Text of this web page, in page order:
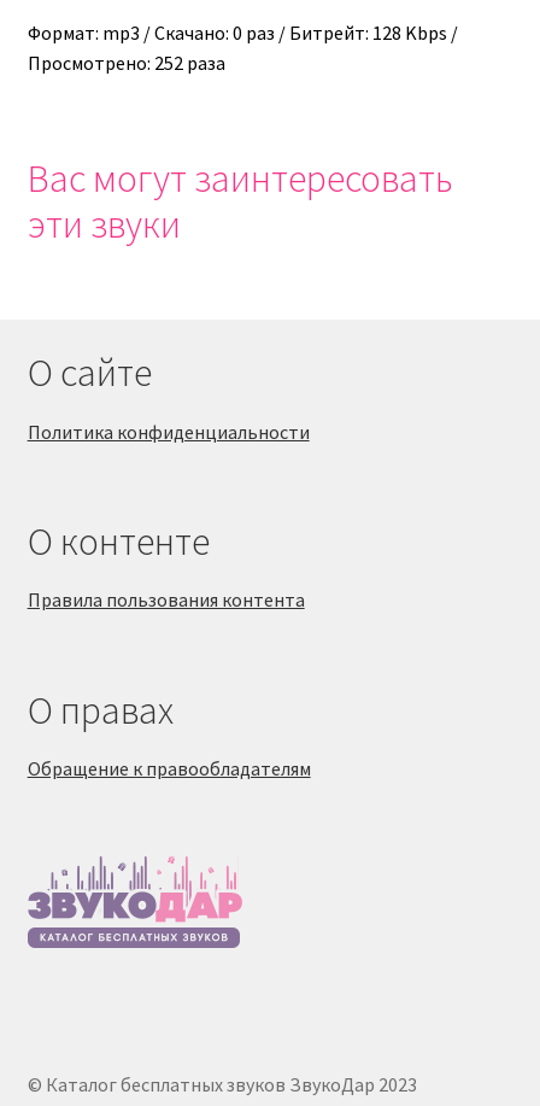
Формат: mp3 / Скачано: 0 раз / Битрейт: 128 Kbps /
Просмотрено: 252 раза
Вас могут заинтересовать
эти звуки
О сайте
Политика конфиденциальности
О контенте
Правила пользования контента
О правах
Обращение к правообладателям
© Каталог бесплатных звуков ЗвукоДар 2023